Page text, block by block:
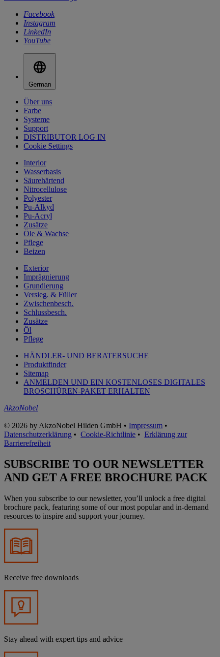
Facebook
Instagram
LinkedIn
YouTube
German
Über uns
Farbe
Systeme
Support
DISTRIBUTOR LOG IN
Cookie Settings
Interior
Wasserbasis
Säurehärtend
Nitrocellulose
Polyester
Pu-Alkyd
Pu-Acryl
Zusätze
Öle & Wachse
Pflege
Beizen
Exterior
Imprägnierung
Grundierung
Versieg. & Füller
Zwischenbesch.
Schlussbesch.
Zusätze
Öl
Pflege
HÄNDLER- UND BERATERSUCHE
Produktfinder
Sitemap
ANMELDEN UND EIN KOSTENLOSES DIGITALES
BROSCHÜREN-PAKET ERHALTEN
AkzoNobel
© 2026 by AkzoNobel Hilden GmbH • Impressum •
Datenschutzerklärung • Cookie-Richtlinie • Erklärung zur
Barrierefreiheit
SUBSCRIBE TO OUR NEWSLETTER
AND GET A FREE BROCHURE PACK
When you subscribe to our newsletter, you’ll unlock a free digital
brochure pack, featuring some of our most popular and in-demand
resources to inspire and support your journey.
Receive free downloads
Stay ahead with expert tips and advice